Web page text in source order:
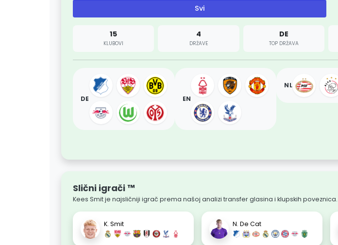
Svi
15
KLUBOVI
4
DRŽAVE
DE
TOP DRŽAVA
DE EN
NL
Slični igrači ™
Kees Smit je najsličniji igrač prema našoj analizi transfer glasina i klupskih poveznica.
K. Smit N. De Cat